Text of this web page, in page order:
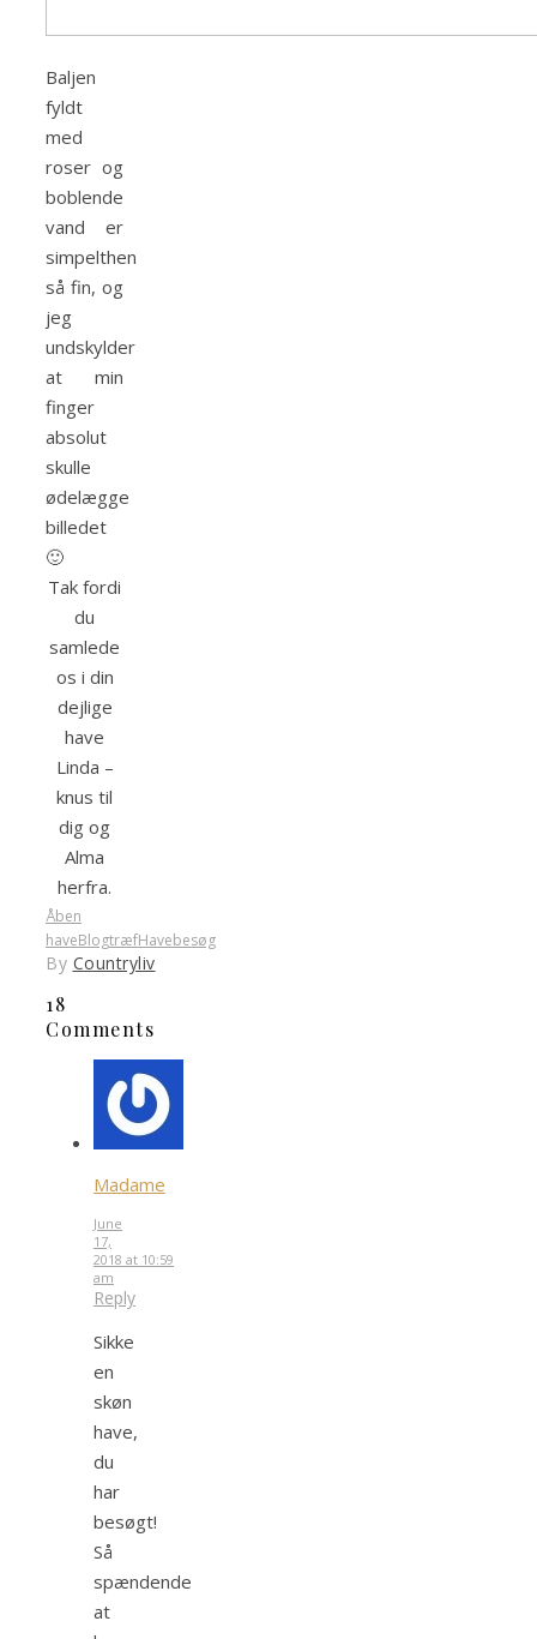
Baljen
fyldt
med
roser og
boblende
vand er
simpelthen
så fin, og
jeg
undskylder
at min
finger
absolut
skulle
ødelægge
billedet
🙂
Tak fordi
du
samlede
os i din
dejlige
have
Linda –
knus til
dig og
Alma
herfra.
Åben
haveBlogtræfHavebesøg
By Countryliv
18
Comments
Madame
June
17,
2018 at 10:59
am
Reply
Sikke
en
skøn
have,
du
har
besøgt!
Så
spændende
at